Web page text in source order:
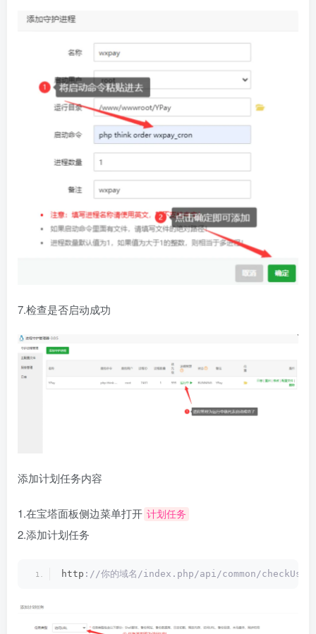
7.检查是否启动成功
添加计划任务内容
1.在宝塔面板侧边菜单打开 计划任务
2.添加计划任务
http ://你的域名/index.php/api/common/